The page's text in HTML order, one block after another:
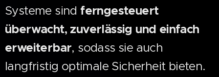
Systeme sind ferngesteuert
überwacht, zuverlässig und einfach
erweiterbar, sodass sie auch
langfristig optimale Sicherheit bieten.